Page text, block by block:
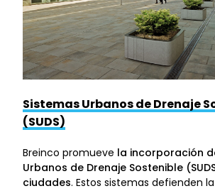
Sistemas Urbanos de Drenaje
(SUDS)
Breinco promueve la incorporación
Urbanos de Drenaje Sostenible
ciudades. Estos sistemas defienden la